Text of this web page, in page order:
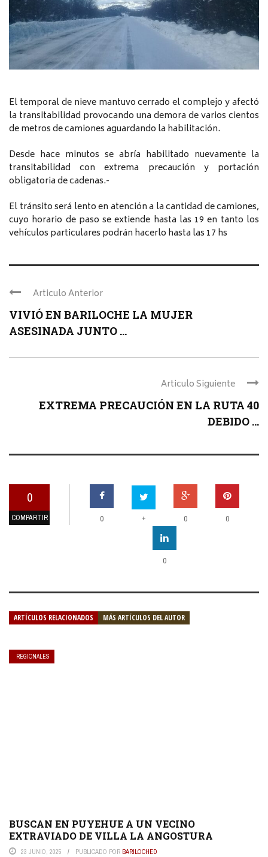
El temporal de nieve mantuvo cerrado el complejo y afectó
la transitabilidad provocando una demora de varios cientos
de metros de camiones aguardando la habilitación.
Desde hace minutos se abría habilitado nuevamente la
transitabilidad con extrema precaución y portación
obligatoria de cadenas.-
El tránsito será lento en atención a la cantidad de camiones,
cuyo horario de paso se extiende hasta las 19 en tanto los
vehículos particulares podrán hacerlo hasta las 17 hs
Articulo Anterior
VIVIÓ EN BARILOCHE LA MUJER
ASESINADA JUNTO ...
Articulo Siguiente
EXTREMA PRECAUCIÓN EN LA RUTA 40
DEBIDO ...
0
COMPARTIR 0 + 0 0
0
ARTÍCULOS RELACIONADOS MÁS ARTÍCULOS DEL AUTOR
REGIONALES
BUSCAN EN PUYEHUE A UN VECINO
EXTRAVIADO DE VILLA LA ANGOSTURA
23 JUNIO, 2025 PUBLICADO POR BARILOCHED